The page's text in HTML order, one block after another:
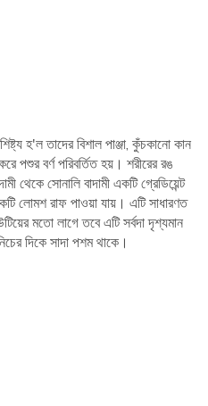
হ'ল তাদের বিশাল পাঞ্জা, কুঁচকানো কান
পশুর বর্ণ পরিবর্তিত হয়। শরীরের রঙ
থেকে সোনালি বাদামী একটি গ্রেডিয়েন্ট
লোমশ রাফ পাওয়া যায়। এটি সাধারণত
মতো লাগে তবে এটি সর্বদা দৃশ্যমান
দিকে সাদা পশম থাকে।